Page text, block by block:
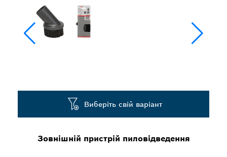
Зовнішній пристрій пиловідведення
Виберіть свій варіант